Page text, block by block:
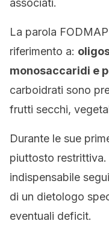
associati.
La parola
riferimento a:
monosaccaridi e
carboidrati sono
frutti secchi,
Durante le sue
piuttosto
indispensabile
di un dietologo
eventuali deficit.